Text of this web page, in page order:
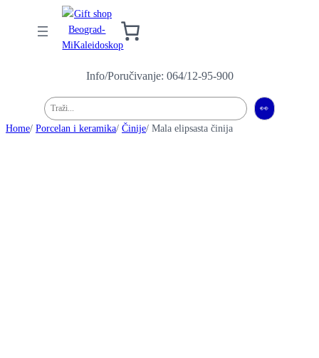
Info/Poručivanje: 064/12-95-900
Pretraga 👀
Home/ Porcelan i keramika/ Činije/ Mala elipsasta činija